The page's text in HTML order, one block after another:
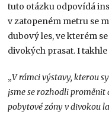
tuto otázku odpovídá
v zatopeném metru se
dubový les, ve kterém
divokých prasat. I
„V rámci výstavy, kterou
jsme se rozhodli proměnit
pobytové zóny v divokou